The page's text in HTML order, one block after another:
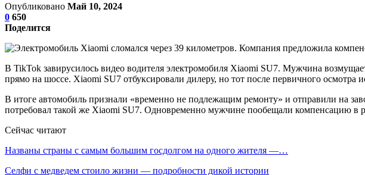
Опубликовано Май 10, 2024
0 650
Поделится
В TikTok завирусилось видео водителя электромобиля Xiaomi SU7. Мужчина
прямо на шоссе. Xiaomi SU7 отбуксировали дилеру, но тот после первичного осмотра
В итоге автомобиль признали «временно не подлежащим ремонту» и отправили на
потребовал такой же Xiaomi SU7. Одновременно мужчине пообещали компенсацию в
Сейчас читают
Названы страны с самым большим госдолгом на одного жителя —…
Селфи с медведем стоило жизни — подробности дикой истории